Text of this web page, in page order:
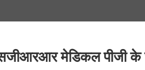
मेडिकल पीजी के